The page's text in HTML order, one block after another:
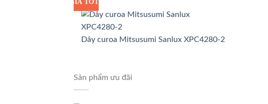
GIÁ SỈ
GIÁ TỐT
Dây curoa Mitsusumi Sanlux XPC4280-2
Sản phẩm ưu đãi